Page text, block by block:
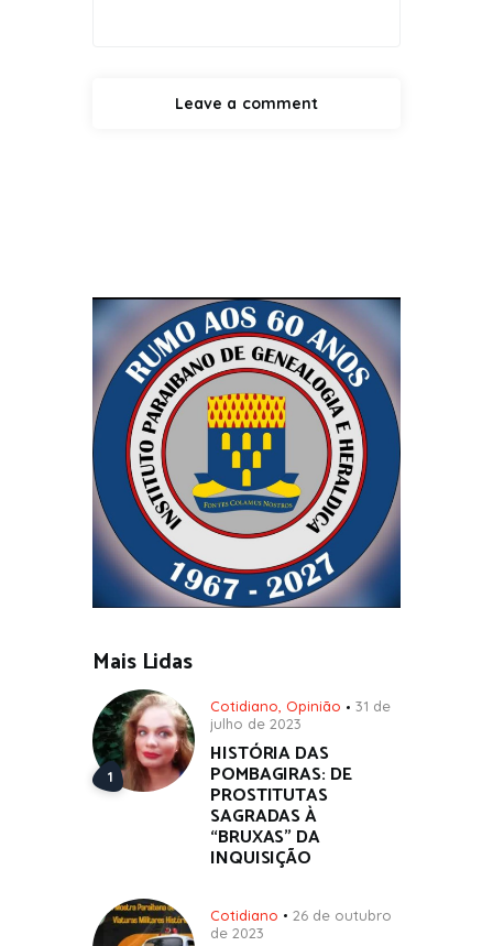
Mais Lidas
Cotidiano, Opinião
31 de
julho de 2023
HISTÓRIA DAS
POMBAGIRAS: DE
PROSTITUTAS
SAGRADAS À
“BRUXAS” DA
INQUISIÇÃO
Cotidiano
26 de outubro
de 2023